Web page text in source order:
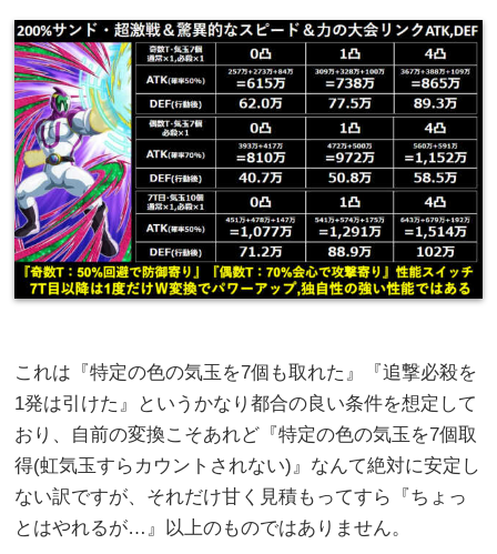
これは『特定の色の気玉を7個も取れた』『追撃必殺を
1発は引けた』というかなり都合の良い条件を想定して
おり、自前の変換こそあれど『特定の色の気玉を7個取
得(虹気玉すらカウントされない)』なんて絶対に安定し
ない訳ですが、それだけ甘く見積もってすら『ちょっ
とはやれるが…』以上のものではありません。